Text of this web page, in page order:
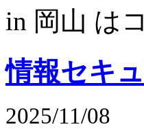
in 岡山 は
情報セキ
2025/11/08